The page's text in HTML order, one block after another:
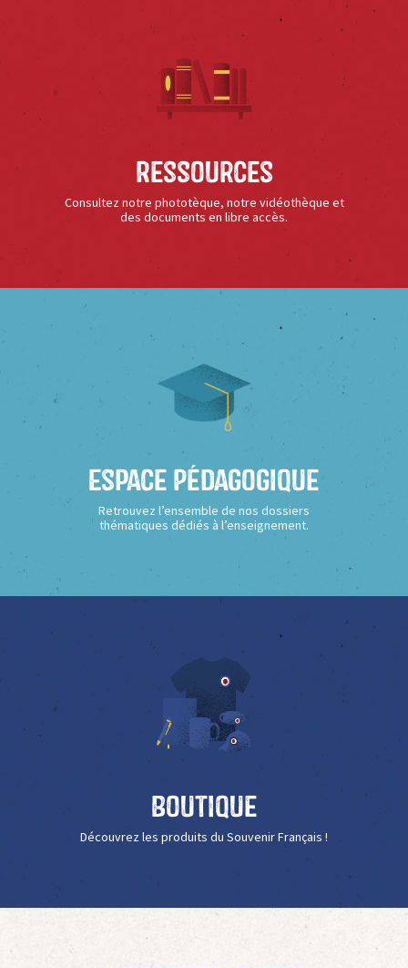
Ressources
Consultez notre phototèque, notre vidéothèque et
des documents en libre accès.
Espace Pédagogique
Retrouvez l’ensemble de nos dossiers
thématiques dédiés à l’enseignement.
Boutique
Découvrez les produits du Souvenir Français !